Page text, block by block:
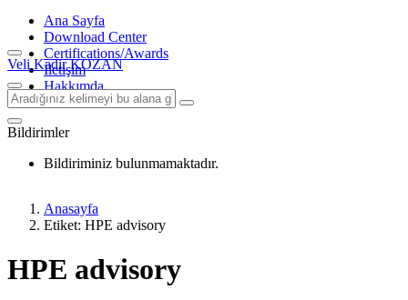
Ana Sayfa
Download Center
Certifications/Awards
İletişim
Hakkımda
Veli Kadir KOZAN
Bildirimler
Bildiriminiz bulunmamaktadır.
Anasayfa
Etiket: HPE advisory
HPE advisory